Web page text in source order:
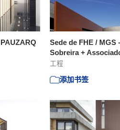
Sede de FHE / MGS
Sobreira +
工程
添加书签